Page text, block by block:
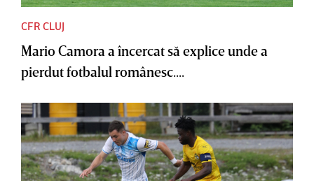
CFR CLUJ
Mario Camora a încercat să explice unde a
pierdut fotbalul românesc....